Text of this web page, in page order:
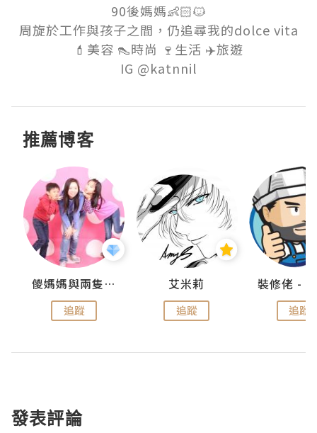
90後媽媽👶🏻🐱
周旋於工作與孩子之間，仍追尋我的dolce vita
💄美容 👠時尚 🍷生活 ✈️旅遊
推薦博客
儍媽媽與兩隻小魔怪之家
追蹤
艾米莉
追蹤 追蹤
發表評論